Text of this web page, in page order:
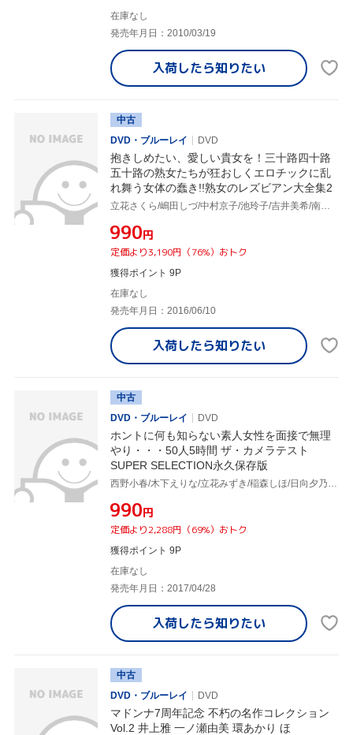
在庫なし
発売年月日：2010/03/19
入荷したら知りたい
中古
DVD・ブルーレイ
DVD
抱きしめたい、愛しい貴女を！三十路四十路
五十路の熟女たちが狂おしくエロチックに乱
れ舞う女体の蠢き!!熟女のレズビアン大全集2
立花さくら/嶋田しづ/中村京子/池玲子/吉井美希/南ももこ/内藤由美/三嶋宏子
¥990円
定価より3,190円（76%）おトク
獲得ポイント 9P
在庫なし
発売年月日：2016/06/10
入荷したら知りたい
中古
DVD・ブルーレイ
DVD
ホントに何も知らない素人女性を面接で無理
やり・・・50人5時間 ザ・カメラテスト
SUPER SELECTION永久保存版
¥990円
定価より2,288円（69%）おトク
獲得ポイント 9P
在庫なし
発売年月日：2017/04/28
入荷したら知りたい
中古
DVD・ブルーレイ
DVD
マドンナ7周年記念 不朽の名作コレクション
Vol.2 井上雅 一ノ瀬由美 環あかり ほ